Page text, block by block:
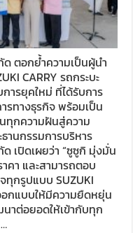
ด ตอกย้ำความเป็นผู้นำ
CARRY รถกระบะ
ารยุคใหม่ ที่ได้รับการ
ทางธุรกิจ พร้อมเป็น
ทุกความฝันสู่ความ
านกรรมการบริหาร
เปิดเผยว่า “ซูซูกิ มุ่งมั่น
า และสามารถตอบ
ทุกรูปแบบ SUZUKI
กแบบให้มีความยืดหยุ่น
าต่อยอดให้เข้ากับทุก